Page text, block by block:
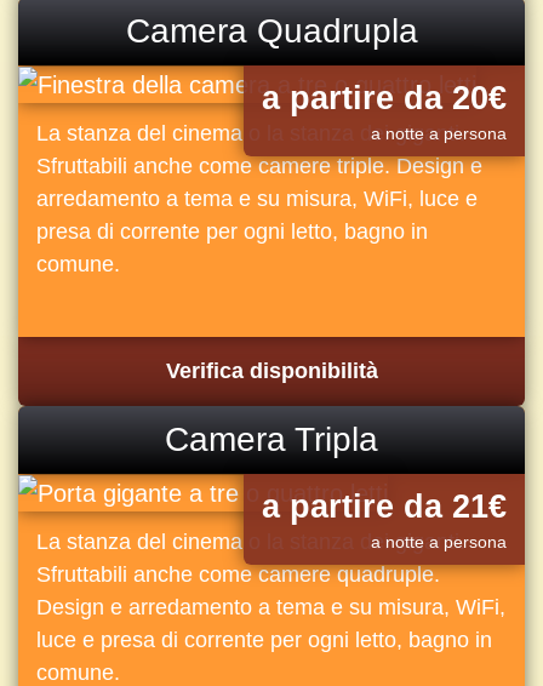
Camera Quadrupla
a partire da 20€
a notte a persona
La stanza del cinema o la stanza dei giganti.
Sfruttabili anche come camere triple. Design e
arredamento a tema e su misura, WiFi, luce e
presa di corrente per ogni letto, bagno in
comune.
Verifica disponibilità
Camera Tripla
a partire da 21€
a notte a persona
La stanza del cinema o la stanza dei giganti.
Sfruttabili anche come camere quadruple.
Design e arredamento a tema e su misura, WiFi,
luce e presa di corrente per ogni letto, bagno in
comune.